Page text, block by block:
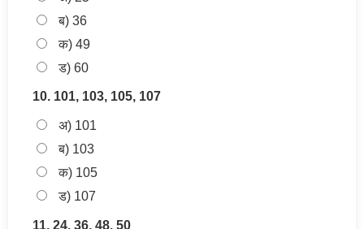
ब) 36
क) 49
ड) 60
10. 101, 103, 105, 107
अ) 101
ब) 103
क) 105
ड) 107
11. 24, 36, 48, 50